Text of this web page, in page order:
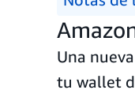
Una
tu wallet